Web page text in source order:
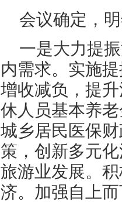
会议确定，
一是大力提
内需求。实施
增收减负，提
休人员基本养
城乡居民医保
策，创新多元
旅游业发展。
济。加强自上